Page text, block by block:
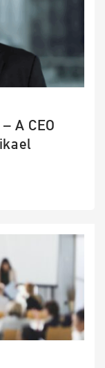
A CEO